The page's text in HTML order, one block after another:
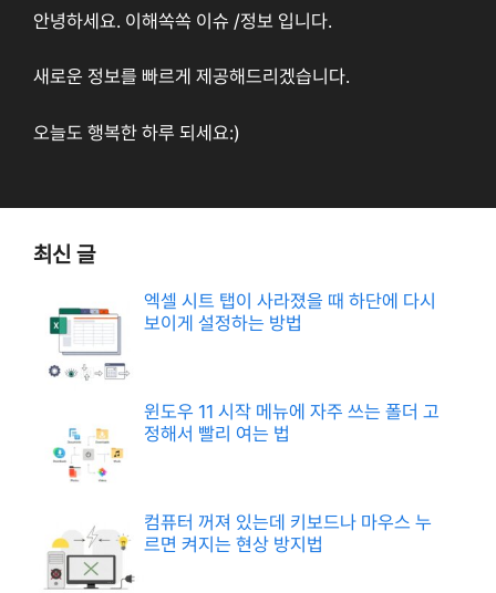
안녕하세요. 이해쏙쏙 이슈 /정보 입니다.
새로운 정보를 빠르게 제공해드리겠습니다.
오늘도 행복한 하루 되세요:)
최신 글
엑셀 시트 탭이 사라졌을 때 하단에 다시
보이게 설정하는 방법
윈도우 11 시작 메뉴에 자주 쓰는 폴더 고
정해서 빨리 여는 법
컴퓨터 꺼져 있는데 키보드나 마우스 누
르면 켜지는 현상 방지법